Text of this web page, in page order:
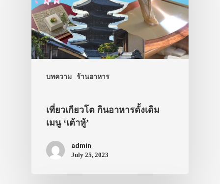
บทความ ร้านอาหาร
เที่ยวเกียวโต กินอาหารดั้งเดิม
เมนู ‘เต้าหู้’
admin
July 25, 2023